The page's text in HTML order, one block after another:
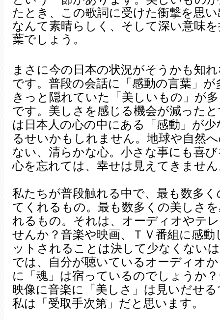
たとき、この歌詞に受けた衝撃を思
なんて素晴らしく、そして深い意味
葉でしょう。
まさに今の日本の状況がそうかも知
です。普段の会話に「感動の言葉」
きっと隠れていた「美しいもの」が
です。美しさを感じる機会が減った
は日本人の心の中にある「感動」が
るせいかもしれません。地球や自然
ない、清らかな心。小さな事にも喜
心を忘れては、幸せは見えてきませ
私たちが普段触れる中で、最も数多
てくれるもの。最も数多くの美しさ
れるもの。それは、オーディオやテ
せんか？音楽や映画、ＴＶ番組に感動
ットされることは決して少なくない
では、自分が聴いているオーディオ
に「魂」は宿っているのでしょうか
映像に音楽に「美しさ」は見いだせ
私は「受取手次第」だと思います。